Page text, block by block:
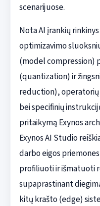
scenarijuose.
Nota AI įrankių
optimizavimo
(model compression)
(quantization) ir
reduction),
bei specifinių
pritaikymą Exynos
Exynos AI Studio
darbo eigos
profiliuoti ir išmatuoti
supaprastinant
kitų krašto (edge)